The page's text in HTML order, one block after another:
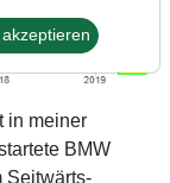
in meiner
BMW
Seitwärts-